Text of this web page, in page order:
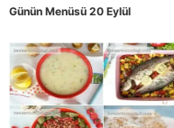
Günün Menüsü 20 Eylül